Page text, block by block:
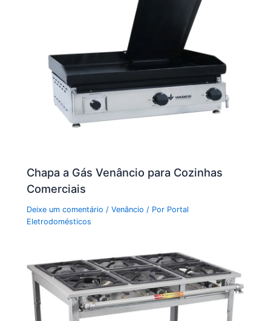
Chapa a Gás Venâncio para Cozinhas
Comerciais
Deixe um comentário /Venâncio / Por Portal
Eletrodomésticos